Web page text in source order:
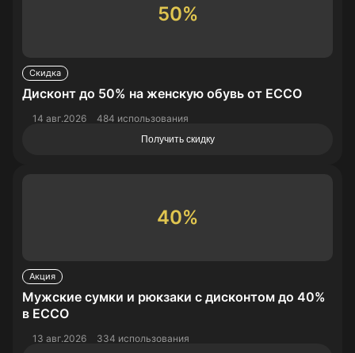
50%
Скидка
Дисконт до 50% на женскую обувь от ECCO
14 авг.2026 484 использования
Получить скидку
40%
Акция
Мужские сумки и рюкзаки с дисконтом до 40%
в ECCO
13 авг.2026 334 использования